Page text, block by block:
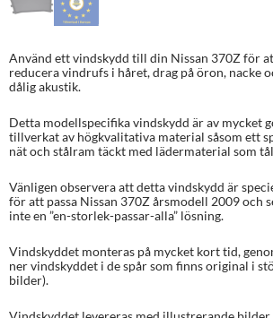
Använd ett vindskydd till din Nissan 370Z för
reducera vindrufs i håret, drag på öron, nacke
dålig akustik.
Detta modellspecifika vindskydd är av mycket
tillverkat av högkvalitativa material såsom ett
nät och stålram täckt med lädermaterial som
Vänligen observera att detta vindskydd är
för att passa Nissan 370Z årsmodell 2009 och
inte en ”en-storlek-passar-alla” lösning.
Vindskyddet monteras på mycket kort tid,
ner vindskyddet i de spår som finns original i
bilder).